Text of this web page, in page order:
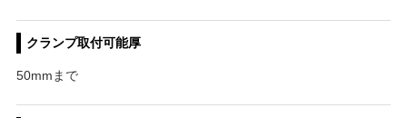
クランプ取付可能厚
50mmまで